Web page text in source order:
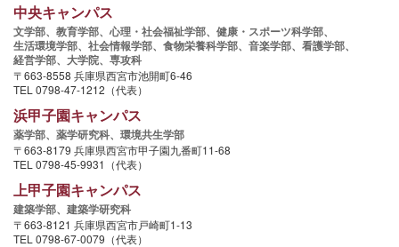
中央キャンパス
文学部、 教育学部、 心理・社会福祉学部、 健康・スポーツ科学部、
生活環境学部、 社会情報学部、 食物栄養科学部、 音楽学部、 看護学部、
経営学部、 大学院、 専攻科
〒663-8558 兵庫県西宮市池開町6-46
TEL 0798-47-1212（代表）
浜甲子園キャンパス
薬学部、 薬学研究科、 環境共生学部
〒663-8179 兵庫県西宮市甲子園九番町11-68
TEL 0798-45-9931（代表）
上甲子園キャンパス
建築学部、 建築学研究科
〒663-8121 兵庫県西宮市戸崎町1-13
TEL 0798-67-0079（代表）